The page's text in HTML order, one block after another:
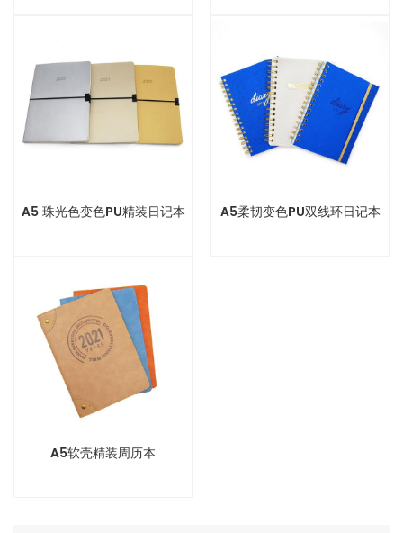
A5 珠光色变色PU精装日记本 A5柔韧变色PU双线环日记本
A5软壳精装周历本